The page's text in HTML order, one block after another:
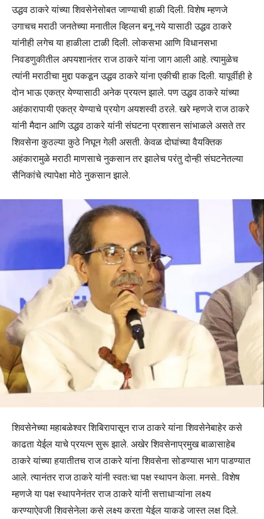
उद्धव ठाकरे यांच्या शिवसेनेसोबत जाण्याची हाळी दिली. विशेष म्हणजे
उगाचच मराठी जनतेच्या मनातील व्हिलन बनू नये यासाठी उद्धव ठाकरे
यांनीही लगेच या हाळीला टाळी दिली. लोकसभा आणि विधानसभा
निवडणुकीतील अपयशानंतर राज ठाकरे यांना जाग आली आहे. त्यामुळेच
त्यांनी मराठीचा मुद्दा पकडून उद्धव ठाकरे यांना एकीची हाक दिली. यापूर्वीही हे
दोन भाऊ एकत्र येण्यासाठी अनेक प्रयत्न झाले. पण उद्धव ठाकरे यांच्या
अहंकारापायी एकत्र येण्याचे प्रयोग अयशस्वी ठरले. खरे म्हणजे राज ठाकरे
यांनी मैदान आणि उद्धव ठाकरे यांनी संघटना प्रशासन सांभाळले असते तर
शिवसेना कुठल्या कुठे निघून गेली असती. केवळ दोघांच्या वैयक्तिक
अहंकारामुळे मराठी माणसाचे नुकसान तर झालेच परंतु दोन्ही संघटनेतल्या
सैनिकांचे त्यापेक्षा मोठे नुकसान झाले.
शिवसेनेच्या महाबळेश्वर शिबिरापासून राज ठाकरे यांना शिवसेनेबाहेर कसे
काढता येईल याचे प्रयत्न सुरू झाले. अखेर शिवसेनाप्रमुख बाळासाहेब
ठाकरे यांच्या हयातीतच राज ठाकरे यांना शिवसेना सोडण्यास भाग पाडण्यात
आले. त्यानंतर राज ठाकरे यांनी स्वतःचा पक्ष स्थापन केला. मनसे.. विशेष
म्हणजे या पक्ष स्थापनेनंतर राज ठाकरे यांनी सत्ताधाऱ्यांना लक्ष्य
करण्याऐवजी शिवसेनेला कसे लक्ष्य करता येईल याकडे जास्त लक्ष दिले.